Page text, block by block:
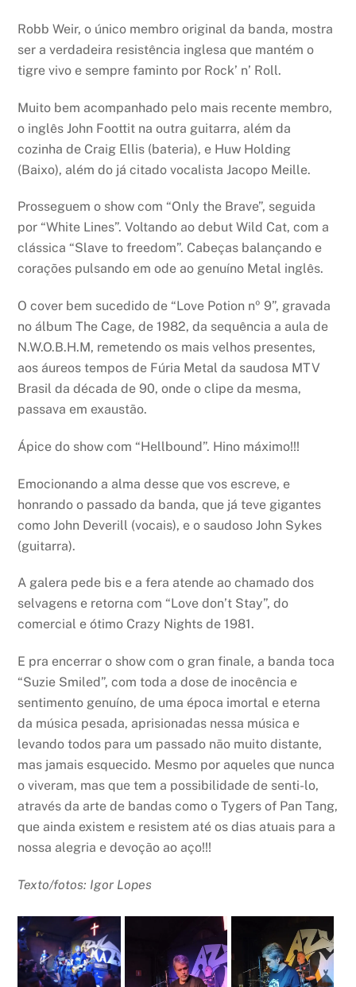
Robb Weir, o único membro original da banda, mostra
ser a verdadeira resistência inglesa que mantém o
tigre vivo e sempre faminto por Rock’ n’ Roll.
Muito bem acompanhado pelo mais recente membro,
o inglês John Foottit na outra guitarra, além da
cozinha de Craig Ellis (bateria), e Huw Holding
(Baixo), além do já citado vocalista Jacopo Meille.
Prosseguem o show com “Only the Brave”, seguida
por “White Lines”. Voltando ao debut Wild Cat, com a
clássica “Slave to freedom”. Cabeças balançando e
corações pulsando em ode ao genuíno Metal inglês.
O cover bem sucedido de “Love Potion nº 9”, gravada
no álbum The Cage, de 1982, da sequência a aula de
N.W.O.B.H.M, remetendo os mais velhos presentes,
aos áureos tempos de Fúria Metal da saudosa MTV
Brasil da década de 90, onde o clipe da mesma,
passava em exaustão.
Ápice do show com “Hellbound”. Hino máximo!!!
Emocionando a alma desse que vos escreve, e
honrando o passado da banda, que já teve gigantes
como John Deverill (vocais), e o saudoso John Sykes
(guitarra).
A galera pede bis e a fera atende ao chamado dos
selvagens e retorna com “Love don’t Stay”, do
comercial e ótimo Crazy Nights de 1981.
E pra encerrar o show com o gran finale, a banda toca
“Suzie Smiled”, com toda a dose de inocência e
sentimento genuíno, de uma época imortal e eterna
da música pesada, aprisionadas nessa música e
levando todos para um passado não muito distante,
mas jamais esquecido. Mesmo por aqueles que nunca
o viveram, mas que tem a possibilidade de senti-lo,
através da arte de bandas como o Tygers of Pan Tang,
que ainda existem e resistem até os dias atuais para a
nossa alegria e devoção ao aço!!!
Texto/fotos: Igor Lopes